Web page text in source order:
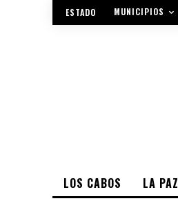
ESTADO MUNICIPIOS
LOS CABOS LA PAZ